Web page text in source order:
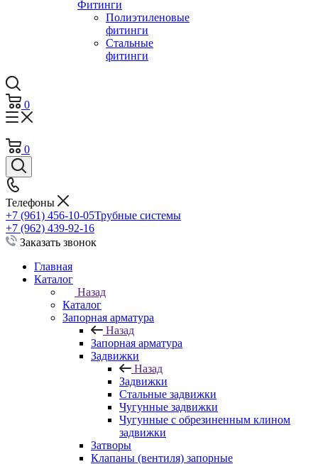
Фитинги
Полиэтиленовые
фитинги
Стальные
фитинги
0
0
Телефоны
+7 (961) 456-10-05Трубные системы
+7 (962) 439-92-16
Заказать звонок
Главная
Каталог
Назад
Каталог
Запорная арматура
Назад
Запорная арматура
Задвижки
Назад
Задвижки
Стальные задвижки
Чугунные задвижки
Чугунные с обрезиненным клином
задвижки
Затворы
Клапаны (вентиля) запорные